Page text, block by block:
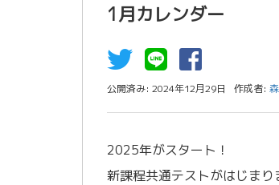
1月カレンダー
公開済み: 2024年12月29日 作成者:
2025年がスタート！
新課程共通テストがはじまり